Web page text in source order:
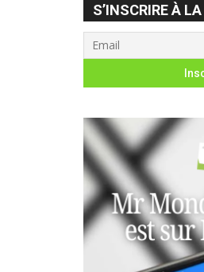
S’INSCRIRE À